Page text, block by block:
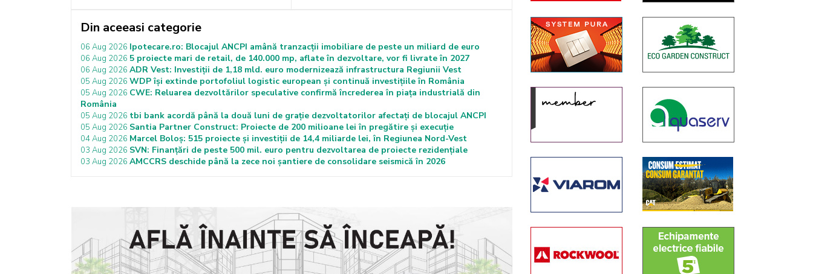
Din aceeasi categorie
06 Aug 2026 Ipotecare.ro: Blocajul ANCPI amână tranzacții imobiliare de peste un miliard de euro
06 Aug 2026 5 proiecte mari de retail, de 140.000 mp, aflate în dezvoltare, vor fi livrate în 2027
06 Aug 2026 ADR Vest: Investiții de 1,18 mld. euro modernizează infrastructura Regiunii Vest
05 Aug 2026 WDP își extinde portofoliul logistic european și continuă investițiile în România
05 Aug 2026 CWE: Reluarea dezvoltărilor speculative confirmă încrederea în piața industrială din
România
05 Aug 2026 tbi bank acordă până la două luni de grație dezvoltatorilor afectați de blocajul ANCPI
05 Aug 2026 Santia Partner Construct: Proiecte de 200 milioane lei în pregătire și execuție
04 Aug 2026 Marcel Boloș: 515 proiecte și investiții de 14,4 miliarde lei, în Regiunea Nord-Vest
03 Aug 2026 SVN: Finanțări de peste 500 mil. euro pentru dezvoltarea de proiecte rezidențiale
03 Aug 2026 AMCCRS deschide până la zece noi șantiere de consolidare seismică în 2026